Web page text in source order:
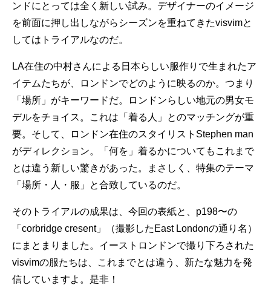
ンドにとっては全く新しい試み。デザイナーのイメージ
を前面に押し出しながらシーズンを重ねてきたvisvimと
してはトライアルなのだ。
LA在住の中村さんによる日本らしい服作りで生まれたア
イテムたちが、ロンドンでどのように映るのか。つまり
「場所」がキーワードだ。ロンドンらしい地元の男女モ
デルをチョイス。これは「着る人」とのマッチングが重
要。そして、ロンドン在住のスタイリストStephen man
がディレクション。「何を」着るかについてもこれまで
とは違う新しい驚きがあった。まさしく、特集のテーマ
「場所・人・服」と合致しているのだ。
そのトライアルの成果は、今回の表紙と、p198〜の
「corbridge cresent」（撮影したEast Londonの通り名）
にまとまりました。イーストロンドンで撮り下ろされた
visvimの服たちは、これまでとは違う、新たな魅力を発
信していますよ。是非！